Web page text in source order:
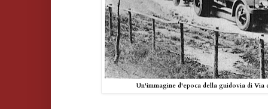
Un'immagine d'epoca della guidovia di Via